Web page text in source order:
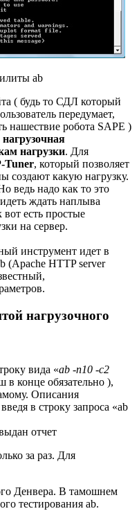
ab
( будь то СДЛ который
передумает,
нашествие робота SAPE )
нагрузки. Для
Tuner, который позволяет
создают какую нагрузку.
ведь надо как то это
ждать наплыва
есть простые
на сервер.
инструмент идет в
(Apache HTTP server
нагрузочного
вида «ab -n10 -c2
в конце обязательно ),
Описания
в строку запроса «ab
отчет
за раз. Для
Денвера. В тамошнем
тестирования ab.